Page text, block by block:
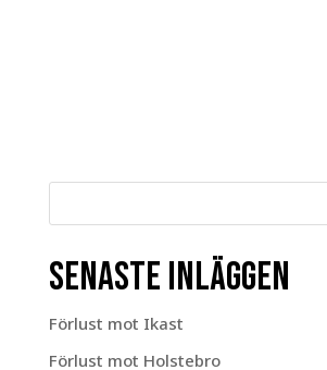
Senaste inläggen
Förlust mot Ikast
Förlust mot Holstebro